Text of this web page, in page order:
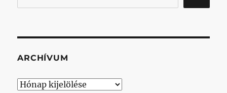
ARCHÍVUM
Archívum